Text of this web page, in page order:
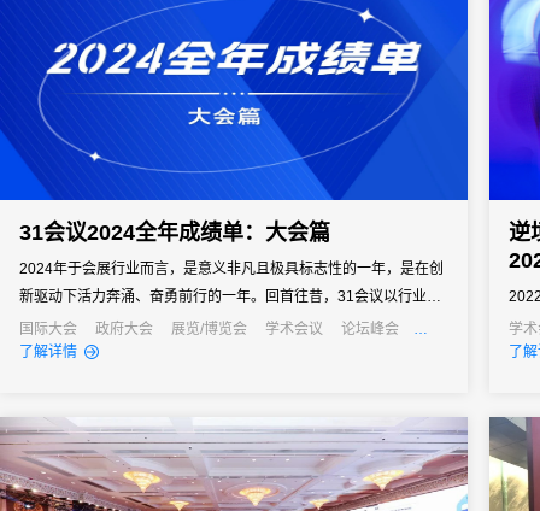
31会议2024全年成绩单：大会篇
2024年于会展行业而言，是意义非凡且极具标志性的一年，是在创
新驱动下活力奔涌、奋勇前行的一年。回首往昔，31会议以行业领
军者之姿，深度融入各类大会的筹备与运营之中。无论是国际交流
合作、企业活动营销、政府产业招商、行业交流合作还是学术成果
国际大会 政府大会 展览/博览会 学术会议
论坛峰会
产业大会
行业大会
了解详情
逆
学
了